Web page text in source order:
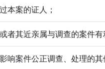
本案的证人；
者其近亲属与调查的案件有
响案件公正调查、处理的其